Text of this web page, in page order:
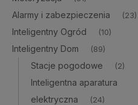
Alarmy i zabezpieczenia (23)
Inteligentny Ogród (10)
Inteligentny Dom (89)
Stacje pogodowe (2)
Inteligentna aparatura
elektryczna
(24)